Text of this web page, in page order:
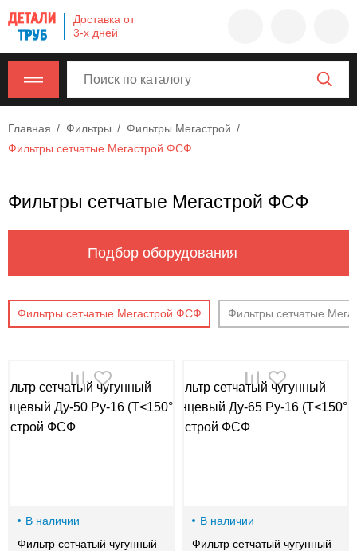
Доставка от
3-х дней
Главная Фильтры
Фильтры Мегастрой
Фильтры сетчатые Мегастрой ФСФ
Фильтры сетчатые Мегастрой ФСФ
Подбор оборудования
Фильтры сетчатые Мегастрой ФСФ Фильтры сетчатые
В наличии
Фильтр сетчатый чугунный
В наличии
Фильтр сетчатый чугунный
Company
name
620000,
Москва,
Калужская,
15,
800-
00